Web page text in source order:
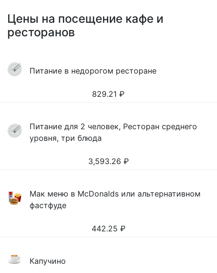
Цены на посещение кафе и
ресторанов
Питание в недорогом ресторане
829.21 ₽
Питание для 2 человек, Ресторан среднего
уровня, три блюда
3,593.26 ₽
Мак меню в McDonalds или альтернативном
фастфуде
442.25 ₽
Капучино